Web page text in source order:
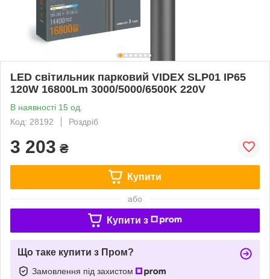
LED світильник парковий VIDEX SLP01 IP65
120W 16800Lm 3000/5000/6500K 220V
В наявності 15 од.
Код: 28192
Роздріб
3 203 ₴
Купити
або
Купити з
Що таке купити з Пром?
Замовлення під захистом